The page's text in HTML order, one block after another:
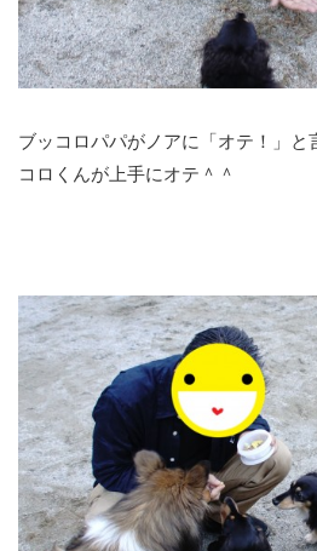
ブッコロパパがノアに「オテ！」と
コロくんが上手にオテ＾＾